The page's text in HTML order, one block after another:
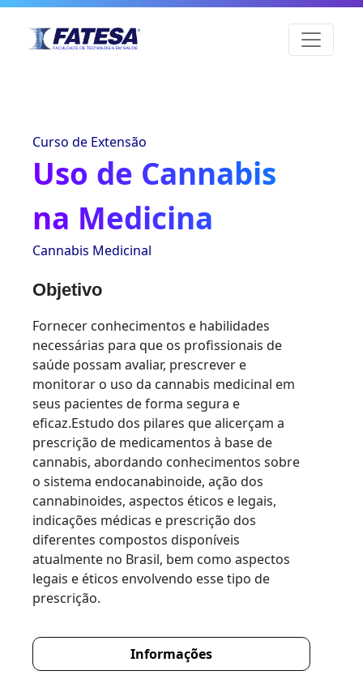
Curso de Extensão
Uso de Cannabis
na Medicina
Cannabis Medicinal
Objetivo
Fornecer conhecimentos e habilidades
necessárias para que os profissionais de
saúde possam avaliar, prescrever e
monitorar o uso da cannabis medicinal em
seus pacientes de forma segura e
eficaz.Estudo dos pilares que alicerçam a
prescrição de medicamentos à base de
cannabis, abordando conhecimentos sobre
o sistema endocanabinoide, ação dos
cannabinoides, aspectos éticos e legais,
indicações médicas e prescrição dos
diferentes compostos disponíveis
atualmente no Brasil, bem como aspectos
legais e éticos envolvendo esse tipo de
prescrição.
Informações